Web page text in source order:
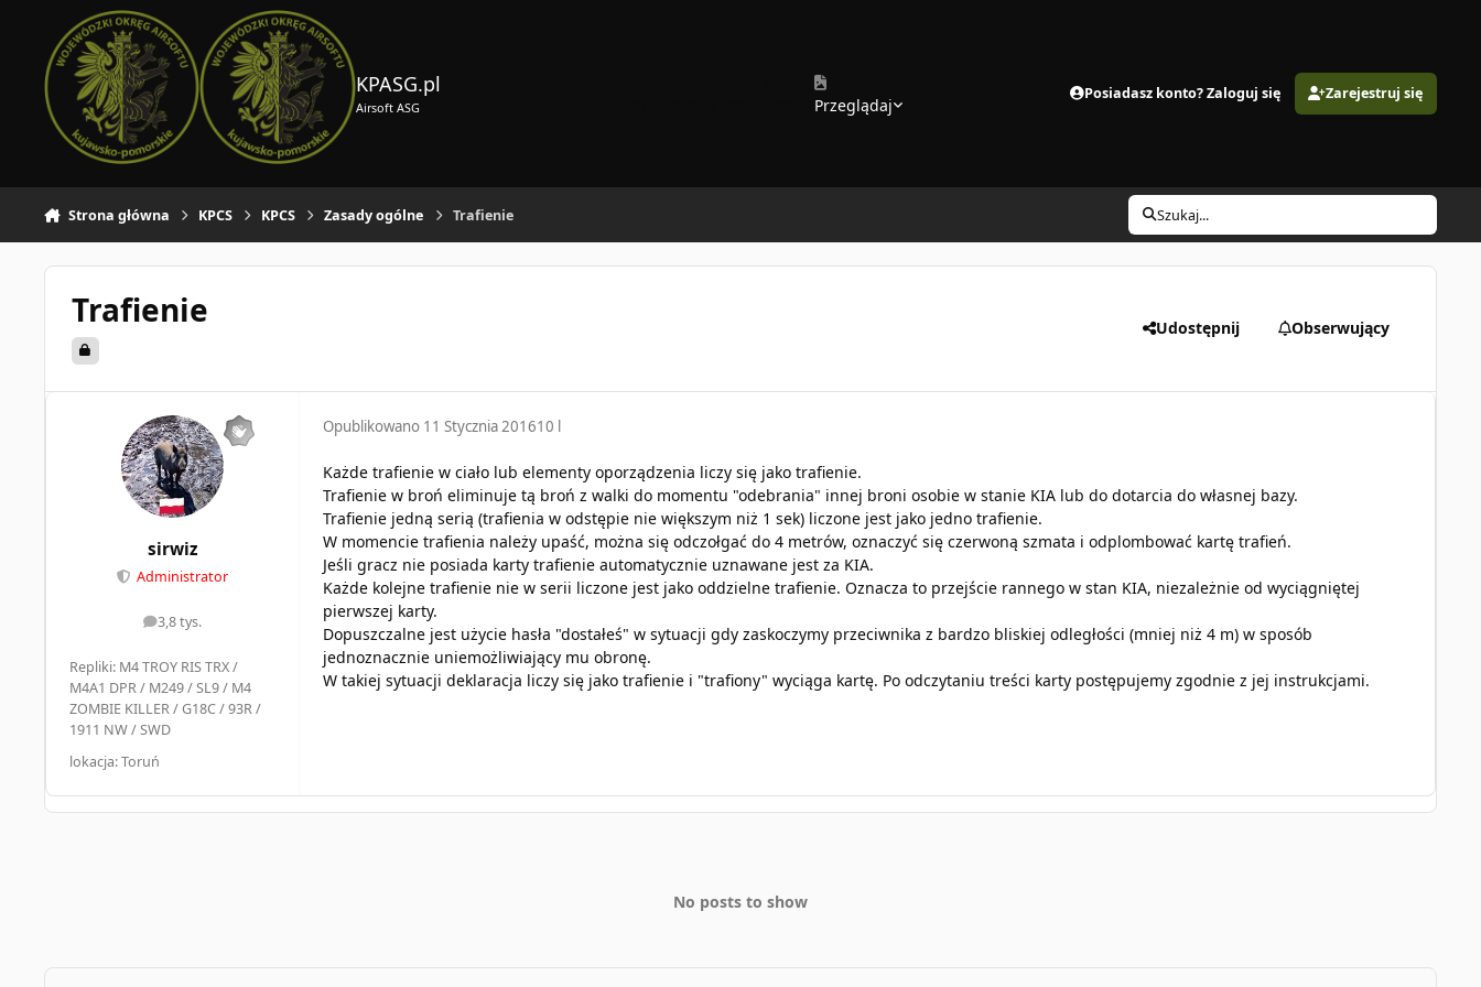
Skocz do zawartości
KPASG.pl
Airsoft ASG Przeglądaj
Posiadasz konto? Zaloguj się Zarejestruj się
Strona główna KPCS KPCS Zasady ogólne Trafienie Szukaj...
Trafienie Udostępnij Obserwujący
sirwiz
Administrator
3,8 tys.
odpowiedzi
Repliki: M4 TROY RIS TRX /
M4A1 DPR / M249 / SL9 / M4
ZOMBIE KILLER / G18C / 93R /
1911 NW / SWD
lokacja: Toruń
Opublikowano 11 Stycznia 201610 l
Każde trafienie w ciało lub elementy oporządzenia liczy się jako trafienie.
Trafienie w broń eliminuje tą broń z walki do momentu "odebrania" innej broni osobie w stanie KIA lub do dotarcia do własnej bazy.
Trafienie jedną serią (trafienia w odstępie nie większym niż 1 sek) liczone jest jako jedno trafienie.
W momencie trafienia należy upaść, można się odczołgać do 4 metrów, oznaczyć się czerwoną szmata i odplombować kartę trafień.
Jeśli gracz nie posiada karty trafienie automatycznie uznawane jest za KIA.
Każde kolejne trafienie nie w serii liczone jest jako oddzielne trafienie. Oznacza to przejście rannego w stan KIA, niezależnie od wyciągniętej
pierwszej karty.
Dopuszczalne jest użycie hasła "dostałeś" w sytuacji gdy zaskoczymy przeciwnika z bardzo bliskiej odległości (mniej niż 4 m) w sposób
jednoznacznie uniemożliwiający mu obronę.
W takiej sytuacji deklaracja liczy się jako trafienie i "trafiony" wyciąga kartę. Po odczytaniu treści karty postępujemy zgodnie z jej instrukcjami.
No posts to show